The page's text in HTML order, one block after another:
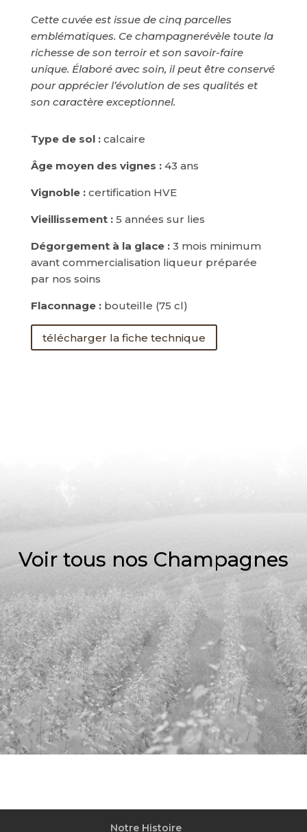
Cette cuvée est issue de cinq parcelles
emblématiques. Ce champagnerévèle toute la
richesse de son terroir et son savoir-faire
unique. Élaboré avec soin, il peut être conservé
pour apprécier l’évolution de ses qualités et
son caractère exceptionnel.
Type de sol : calcaire
Âge moyen des vignes :43 ans
Vignoble :certification HVE
Vieillissement :5 années sur lies
Dégorgement à la glace :3 mois minimum
avant commercialisation liqueur préparée
par nos soins
Flaconnage : bouteille (75 cl)
télécharger la fiche technique
Voir tous nos Champagnes
Notre Histoire